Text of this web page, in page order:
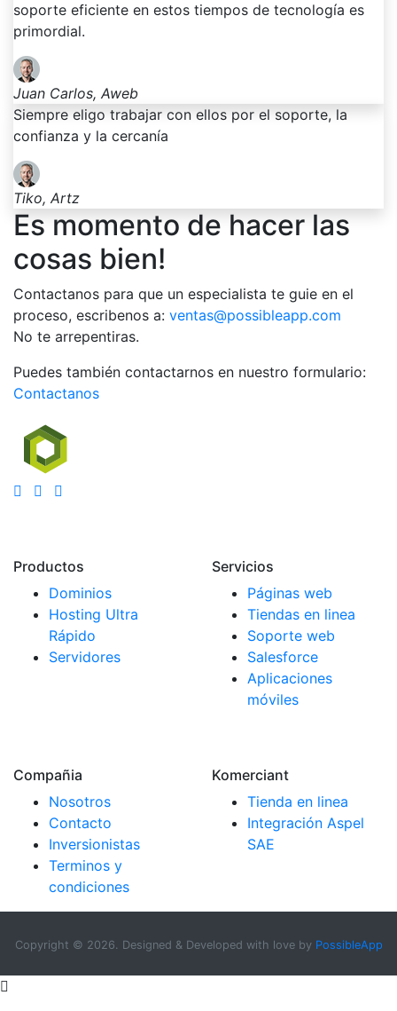
soporte eficiente en estos tiempos de tecnología es
primordial.
Juan Carlos, Aweb
Siempre eligo trabajar con ellos por el soporte, la
confianza y la cercanía
Tiko, Artz
Es momento de hacer las
cosas bien!
Contactanos para que un especialista te guie en el
proceso, escribenos a: ventas@possibleapp.com
No te arrepentiras.
Puedes también contactarnos en nuestro formulario:
Contactanos
Productos
Dominios
Hosting Ultra
Rápido
Servidores
Servicios
Páginas web
Tiendas en linea
Soporte web
Salesforce
Aplicaciones
móviles
Compañia
Nosotros
Contacto
Inversionistas
Terminos y
condiciones
Komerciant
Tienda en linea
Integración Aspel
SAE
Copyright © 2026. Designed & Developed with love by PossibleApp